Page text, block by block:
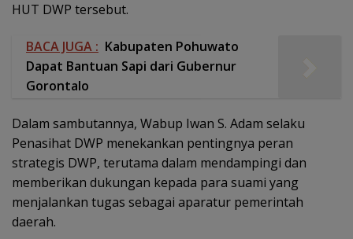
HUT DWP tersebut.
BACA JUGA : Kabupaten Pohuwato
Dapat Bantuan Sapi dari Gubernur
Gorontalo
Dalam sambutannya, Wabup Iwan S. Adam selaku
Penasihat DWP menekankan pentingnya peran
strategis DWP, terutama dalam mendampingi dan
memberikan dukungan kepada para suami yang
menjalankan tugas sebagai aparatur pemerintah
daerah.